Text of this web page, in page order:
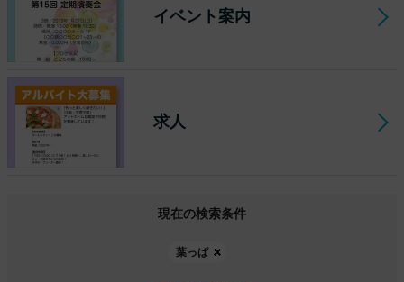
イベント案内
求人
現在の検索条件
葉っぱ